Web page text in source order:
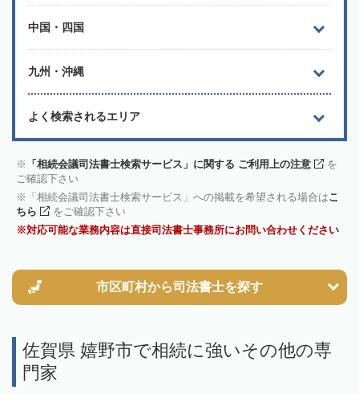
中国・四国
九州・沖縄
よく検索されるエリア
「相続会議司法書士検索サービス」に関する ご利用上の注意
を
ご確認下さい
「相続会議司法書士検索サービス」への掲載を希望される場合はこ
ちら
をご確認下さい
対応可能な業務内容は直接司法書士事務所にお問い合わせください
市区町村から司法書士を探す
佐賀県 嬉野市で相続に強いその他の専
門家